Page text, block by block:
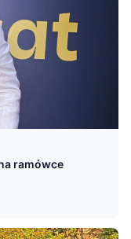
ramówce